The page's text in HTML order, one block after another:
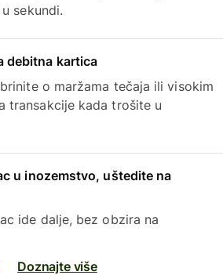
sekundi.
debitna kartica
o maržama tečaja ili visokim
transakcije kada trošite u
u inozemstvo, uštedite na
ide dalje, bez obzira na
Doznajte više